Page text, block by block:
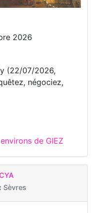
2026
(22/07/2026,
négociez,
de GIEZ
Sèvres